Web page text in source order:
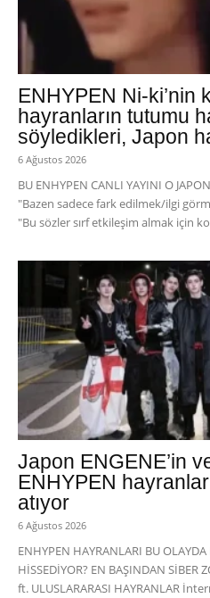
ENHYPEN Ni-ki’nin
hayranların tutumu
söyledikleri, Japon
6 Ağustos 2026
BU ENHYPEN CANLI YAYINI O
"Bazen sadece fark edilmek/ilgi
"Bu sözler sırf etkileşim almak için
Japon ENGENE’in
ENHYPEN
atıyor
6 Ağustos 2026
ENHYPEN HAYRANLARI BU
HİSSEDİYOR? EN BAŞINDAN SİBER
ft. ULUSLARARASI HAYRANLAR